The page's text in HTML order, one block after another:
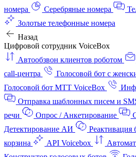
номера
Серебряные номера
Золотые телефонные номера
Назад
Цифровой сотрудник VoiceBox
Автообзвон клиентов роботом
call-центра
Голосовой бот с
Голосовой бот МТТ VoiceBox
Отправка шаблонных писем и
речи
Опрос / Анкетирование
Детектирование АИ
Реактивация
корзина
API Voicebox